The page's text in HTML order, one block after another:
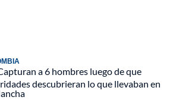
a 6 hombres luego de que
descubrieran lo que llevaban en